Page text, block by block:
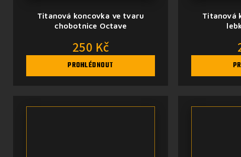
Titanová koncovka ve tvaru
chobotnice Octave
250 Kč
PROHLÉDNOUT
Titanová